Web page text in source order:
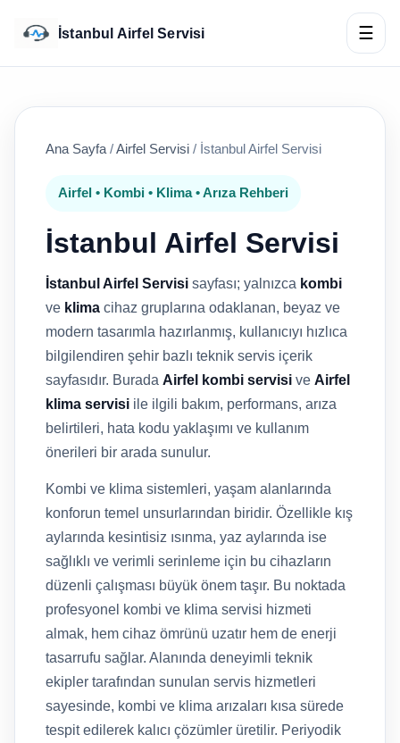
İstanbul Airfel Servisi ☰
Ana Sayfa /Airfel Servisi / İstanbul Airfel Servisi
Airfel • Kombi • Klima • Arıza Rehberi
İstanbul Airfel Servisi
İstanbul Airfel Servisi sayfası; yalnızca kombi
ve klima cihaz gruplarına odaklanan, beyaz ve
modern tasarımla hazırlanmış, kullanıcıyı hızlıca
bilgilendiren şehir bazlı teknik servis içerik
sayfasıdır. Burada Airfel kombi servisi ve Airfel
klima servisi ile ilgili bakım, performans, arıza
belirtileri, hata kodu yaklaşımı ve kullanım
önerileri bir arada sunulur.
Kombi ve klima sistemleri, yaşam alanlarında
konforun temel unsurlarından biridir. Özellikle kış
aylarında kesintisiz ısınma, yaz aylarında ise
sağlıklı ve verimli serinleme için bu cihazların
düzenli çalışması büyük önem taşır. Bu noktada
profesyonel kombi ve klima servisi hizmeti
almak, hem cihaz ömrünü uzatır hem de enerji
tasarrufu sağlar. Alanında deneyimli teknik
ekipler tarafından sunulan servis hizmetleri
sayesinde, kombi ve klima arızaları kısa sürede
tespit edilerek kalıcı çözümler üretilir. Periyodik